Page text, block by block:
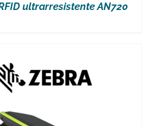
ultrarresistente AN720